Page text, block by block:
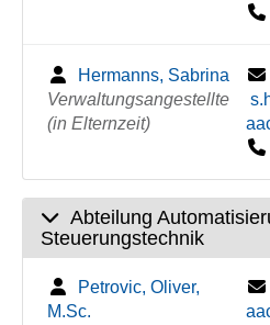
Hermanns, Sabrina
Verwaltungsangestellte
(in Elternzeit)
Abteilung
Steuerungstechnik
Petrovic, Oliver,
M.Sc.